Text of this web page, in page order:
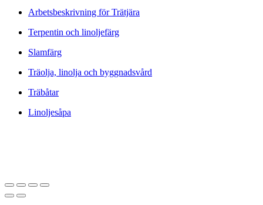
Arbetsbeskrivning för Trätjära
Terpentin och linoljefärg
Slamfärg
Träolja, linolja och byggnadsvård
Träbåtar
Linoljesåpa